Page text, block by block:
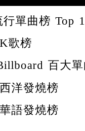
單曲榜 Top
歌榜
百大
洋發燒榜
語發燒榜